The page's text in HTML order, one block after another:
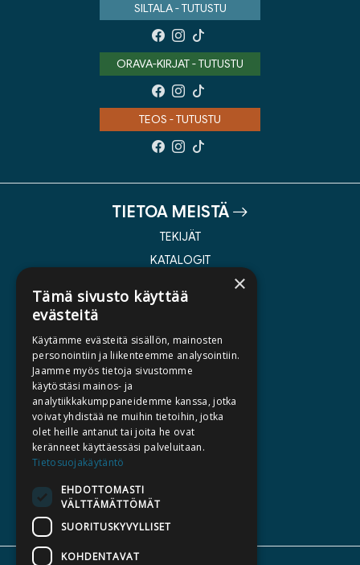
SILTALA - TUTUSTU
ORAVA-KIRJAT - TUTUSTU
TEOS - TUTUSTU
TIETOA MEISTÄ
TEKIJÄT
KATALOGIT
KIRJA TILAUSTYÖNÄ
MEDIALLE
LASKUTUSOSOITTEET
SILTALA.FI
ENNAKKOTILATTAVAT
LAHJAKORTTI
×
Tämä sivusto käyttää
evästeitä
Käytämme evästeitä sisällön, mainosten
personointiin ja liikenteemme analysointiin.
Jaamme myös tietoja sivustomme
käytöstäsi mainos- ja
analytiikkakumppaneidemme kanssa, jotka
voivat yhdistää ne muihin tietoihin, jotka
olet heille antanut tai joita he ovat
keränneet käyttäessäsi palveluitaan.
Tietosuojakäytäntö
EHDOTTOMASTI
VÄLTTÄMÄTTÖMÄT
SUORITUSKYVYLLISET
KOHDENTAVAT